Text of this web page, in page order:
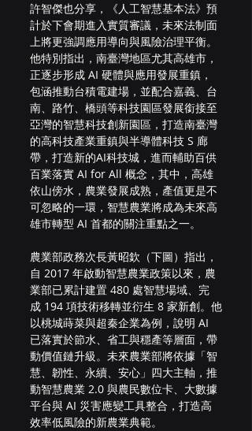
許智傑也分享，《人工智慧基本法》預
計於下會期進入實質審議，未來法制面
上將更強調應用導向與風險治理平衡。
他特別指出，南臺灣地區尤其高雄市，
正逐步形成 AI 硬體與應用發展重鎮，
包涵推動台積電建場，並配合嘉義、台
南、路竹、橋頭等科技園區發展銜接至
亞灣的智慧科技創新園區，打造南臺灣
的高科技產業重鎮與半導體科技 S 廊
帶，打造新的AI科技城，進而輔助百供
百業落實 AI for All 概念，其中，高雄
依山傍水，農業發展成熟，產值更是不
可忽略的一環，智慧農業將成為未來高
雄市轉型 AI 首都的關注重點之一。
農業部政務次長黃昭欽（下圖）指出，
自 2017 年啟動智慧農業政策以來，農
業部已累計建置 480 處智慧場域、完
成 194 項技術移轉並衍生 8 家新創。他
以桃城蒔菜與超秦企業為例，說明 AI
已落實於節水、省工與穩產等層面，帶
動價值鏈升級。未來農業部將依據「智
慧、韌性、永續、安心」四大主軸，推
動智慧農業 2.0 與農民數位卡、大數據
平台與 AI 災害應變工具整合，打造高
效率低風險的新農業典範。